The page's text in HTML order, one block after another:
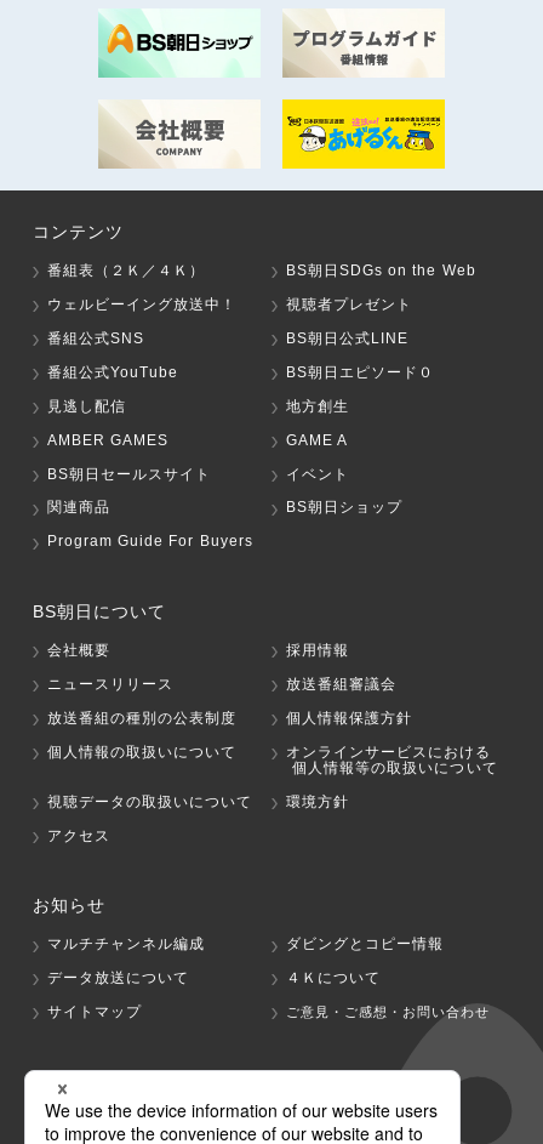
コンテンツ
番組表（２Ｋ／４Ｋ）
BS朝日SDGs on the Web
ウェルビーイング放送中！
視聴者プレゼント
番組公式SNS
BS朝日公式LINE
番組公式YouTube
BS朝日エピソード０
見逃し配信
地方創生
AMBER GAMES
GAME A
BS朝日セールスサイト
イベント
関連商品
BS朝日ショップ
Program Guide For Buyers
BS朝日について
会社概要
採用情報
ニュースリリース
放送番組審議会
放送番組の種別の公表制度
個人情報保護方針
個人情報の取扱いについて
オンラインサービスにおける
個人情報等の取扱いについて
視聴データの取扱いについて
環境方針
アクセス
お知らせ
マルチチャンネル編成
ダビングとコピー情報
データ放送について
４Ｋについて
サイトマップ
ご意見・ご感想・お問い合わせ
グループ会社
テレビ朝日 テレ朝チャンネル